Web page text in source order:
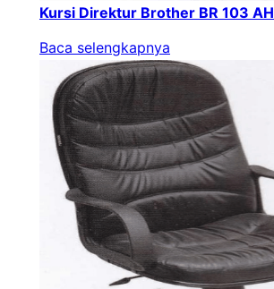
Kursi Direktur Brother BR 103 AH
Baca selengkapnya